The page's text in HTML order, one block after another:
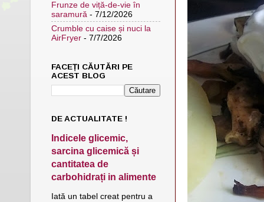
Frunze de viță-de-vie în
saramură - 7/12/2026
Crumble cu caise și nuci la
AirFryer - 7/7/2026
FACEȚI CĂUTĂRI PE
ACEST BLOG
DE ACTUALITATE !
Indicele glicemic,
sarcina glicemică și
cantitatea de
carbohidrați in alimente
Iată un tabel creat pentru a